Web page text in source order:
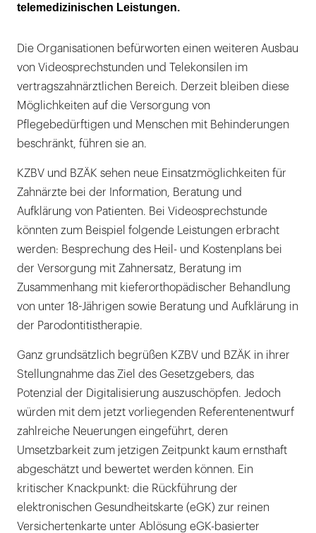
telemedizinischen Leistungen.
Die Organisationen befürworten einen weiteren Ausbau
von Videosprechstunden und Telekonsilen im
vertragszahnärztlichen Bereich. Derzeit bleiben diese
Möglichkeiten auf die Versorgung von
Pflegebedürftigen und Menschen mit Behinderungen
beschränkt, führen sie an.
KZBV und BZÄK sehen neue Einsatzmöglichkeiten für
Zahnärzte bei der Information, Beratung und
Aufklärung von Patienten. Bei Videosprechstunde
könnten zum Beispiel folgende Leistungen erbracht
werden: Besprechung des Heil- und Kostenplans bei
der Versorgung mit Zahnersatz, Beratung im
Zusammenhang mit kieferorthopädischer Behandlung
von unter 18-Jährigen sowie Beratung und Aufklärung in
der Parodontitistherapie.
Ganz grundsätzlich begrüßen KZBV und BZÄK in ihrer
Stellungnahme das Ziel des Gesetzgebers, das
Potenzial der Digitalisierung auszuschöpfen. Jedoch
würden mit dem jetzt vorliegenden Referentenentwurf
zahlreiche Neuerungen eingeführt, deren
Umsetzbarkeit zum jetzigen Zeitpunkt kaum ernsthaft
abgeschätzt und bewertet werden können. Ein
kritischer Knackpunkt: die Rückführung der
elektronischen Gesundheitskarte (eGK) zur reinen
Versichertenkarte unter Ablösung eGK-basierter